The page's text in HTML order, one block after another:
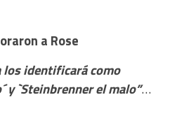
a Rose
identificará como
y `Steinbrenner el malo”…